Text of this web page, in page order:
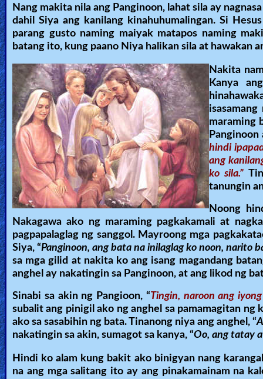
Nang makita nila ang Panginoon, lahat sila ay
dahil Siya ang kanilang kinahuhumalingan. Si
parang gusto naming maiyak matapos naming
batang ito, kung paano Niya halikan sila at hawakan
Nakita
Kanya
maraming
Panginoon
hindi
ang
ko sila.”
tanungin
Noong
Nakagawa ako ng maraming pagkakamali at
pagpapalaglag ng sanggol. Mayroong mga
Siya, “Panginoon, ang bata na inilaglag ko noon, narito
sa mga gilid at nakita ko ang isang magandang
anghel ay nakatingin sa Panginoon, at ang likod ng
Sinabi sa akin ng Pangioon, “Tingin, naroon ang
subalit ang pinigil ako ng anghel sa pamamagitan
ako sa sasabihin ng bata. Tinanong niya ang anghel, “
nakatingin sa akin, sumagot sa kanya, “Oo, ang tatay
Hindi ko alam kung bakit ako binigyan nang
na ang mga salitang ito ay ang pinakamainam na